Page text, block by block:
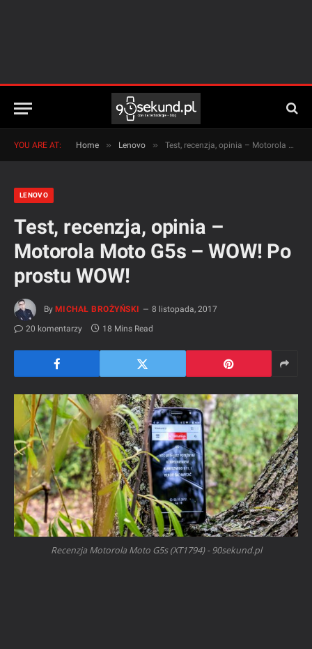
YOU ARE AT: Home » Lenovo » Test, recenzja, opinia – Motorola Moto G5s – WOW! Po prostu WOW!
LENOVO
Test, recenzja, opinia –
Motorola Moto G5s – WOW! Po
prostu WOW!
By MICHAŁ BROŻYŃSKI
8 listopada, 2017
20 komentarzy
18 Mins Read
Recenzja Motorola Moto G5s (XT1794) - 90sekund.pl